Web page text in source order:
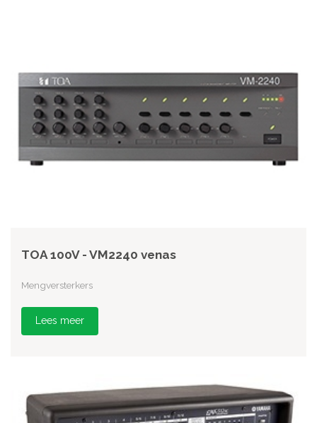
TOA 100V - VM2240 venas
Mengversterkers
Lees meer